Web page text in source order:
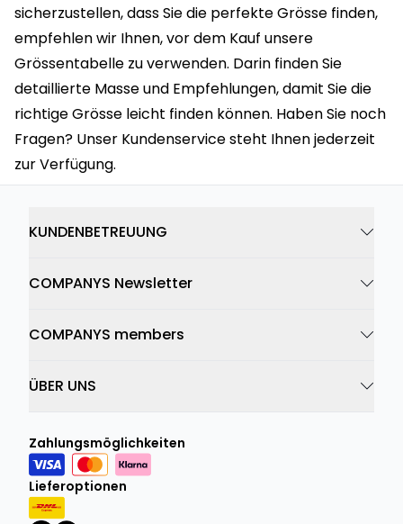
sicherzustellen, dass Sie die perfekte Grösse finden,
empfehlen wir Ihnen, vor dem Kauf unsere
Grössentabelle zu verwenden. Darin finden Sie
detaillierte Masse und Empfehlungen, damit Sie die
richtige Grösse leicht finden können. Haben Sie noch
Fragen? Unser Kundenservice steht Ihnen jederzeit
zur Verfügung.
KUNDENBETREUUNG
COMPANYS Newsletter
COMPANYS members
ÜBER UNS
Zahlungsmöglichkeiten
Lieferoptionen